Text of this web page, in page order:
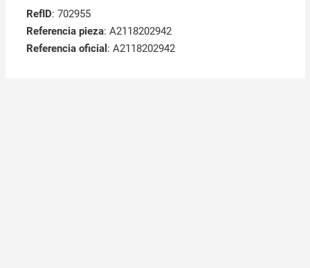
RefID: 702955
Referencia pieza: A2118202942
Referencia oficial : A2118202942